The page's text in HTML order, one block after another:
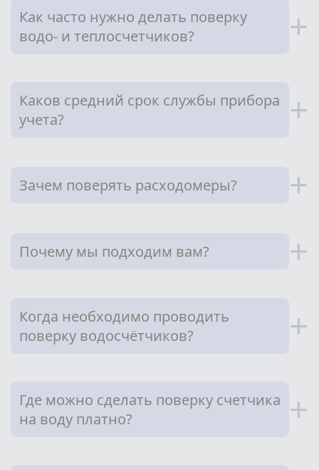
Как часто нужно делать поверку
водо- и теплосчетчиков?
+
Каков средний срок службы прибора
учета?
+
Зачем поверять расходомеры? +
Почему мы подходим вам? +
Когда необходимо проводить
поверку водосчётчиков?
+
Где можно сделать поверку счетчика
на воду платно?
+